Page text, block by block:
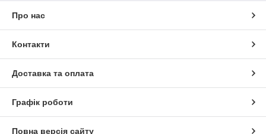
Про нас
Контакти
Доставка та оплата
Графік роботи
Повна версія сайту